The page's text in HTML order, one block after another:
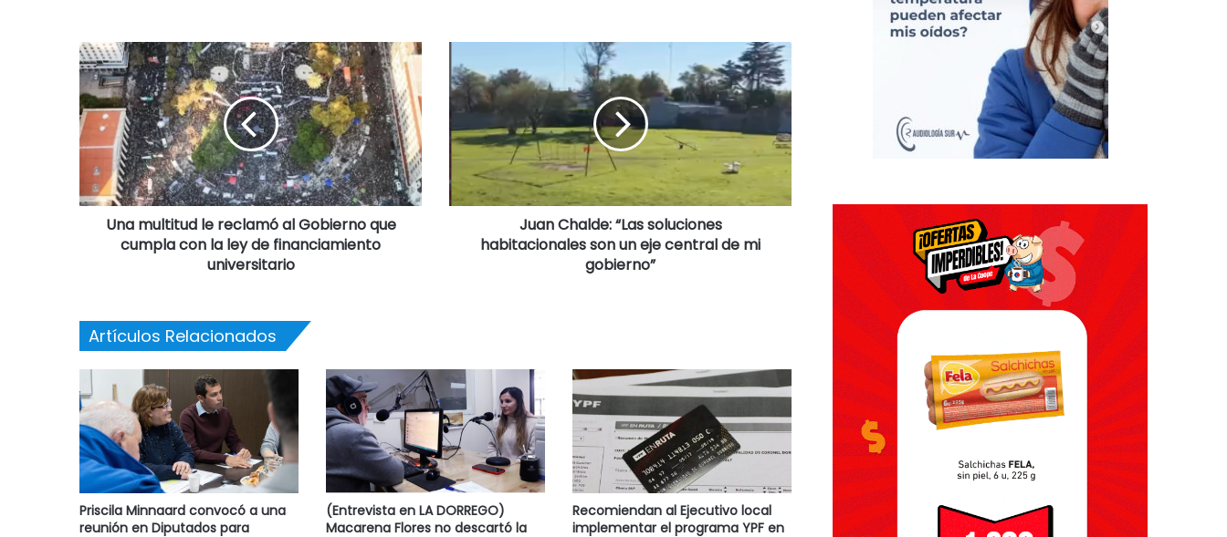
Una multitud le reclamó al Gobierno que
cumpla con la ley de financiamiento
universitario
Juan Chalde: “Las soluciones
habitacionales son un eje central de mi
gobierno”
Artículos Relacionados
Priscila Minnaard convocó a una
reunión en Diputados para
(Entrevista en LA DORREGO)
Macarena Flores no descartó la
Recomiendan al Ejecutivo local
implementar el programa YPF en